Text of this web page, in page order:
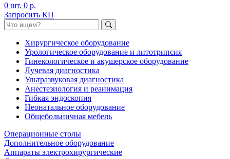
0 шт. 0 р.
Запросить КП
Хирургическое оборудование
Урологическое оборудование и литотрипсия
Гинекологическое и акушерское оборудование
Лучевая диагностика
Ультразвуковая диагностика
Анестезиология и реанимация
Гибкая эндоскопия
Неонатальное оборудование
Общебольничная мебель
Операционные столы
Дополнительное оборудование
Аппараты электрохирургические